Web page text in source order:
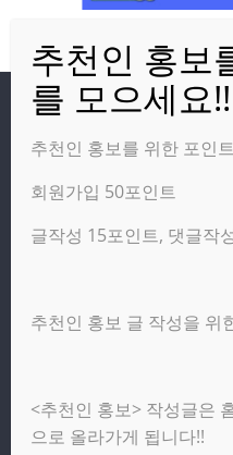
방문자
온라인 방문자:6
오늘의 조회수:2,365
광고 제휴 홍보 일반 문의 :
Copyright © 2026
추천인 홍보를 위한 포인
회원가입 50포인트
글작성 15포인트, 댓글작
추천인 홍보 글 작성을 위
<추천인 홍보> 작성글은
으로 올라가게 됩니다!!